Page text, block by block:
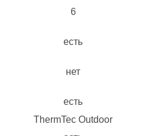
6
есть
нет
есть
ThermTec Outdoor